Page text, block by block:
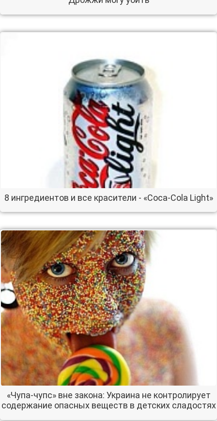
8 ингредиентов и все красители - «Coca-Cola Light»
«Чупа-чупс» вне закона: Украина не контролирует
содержание опасных веществ в детских сладостях